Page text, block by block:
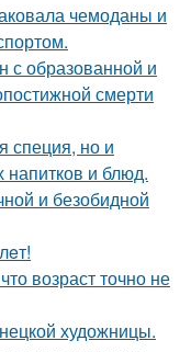
чемоданы и
с образованной и
смерти
специя, но и
напитков и блюд.
и безобидной
возраст точно не
художницы.